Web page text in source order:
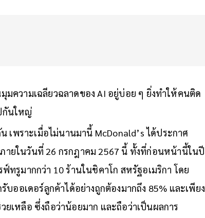
มความเฉลียวฉลาดของ AI อยู่บ่อย ๆ ยิ่งทำให้คนติด
กันใหญ่
เพราะเมื่อไม่นานมานี้ McDonald’s ได้ประกาศ
ภายในวันที่ 26 กรกฎาคม 2567 นี้ ทั้งที่ก่อนหน้านี้ในปี
ทรูมากกว่า 10 ร้านในชิคาโก สหรัฐอเมริกา โดย
บออเดอร์ลูกค้าได้อย่างถูกต้องมากถึง 85% และเพียง
เหลือ ซึ่งถือว่าน้อยมาก และถือว่าเป็นผลการ